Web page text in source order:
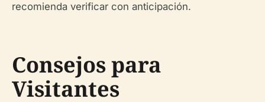
recomienda verificar con anticipación.
Consejos para
Visitantes